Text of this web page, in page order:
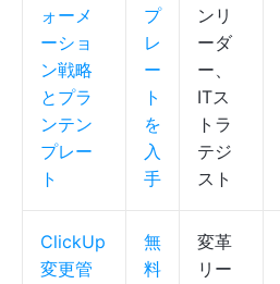
ォーメ
ーショ
ン戦略
とプラ
ンテン
プレー
ト
プ
レ
ー
ト
を
入
手
ンリ
ーダ
ー、
ITス
トラ
テジ
スト
ClickUp
変更管
無
料
変革
リー